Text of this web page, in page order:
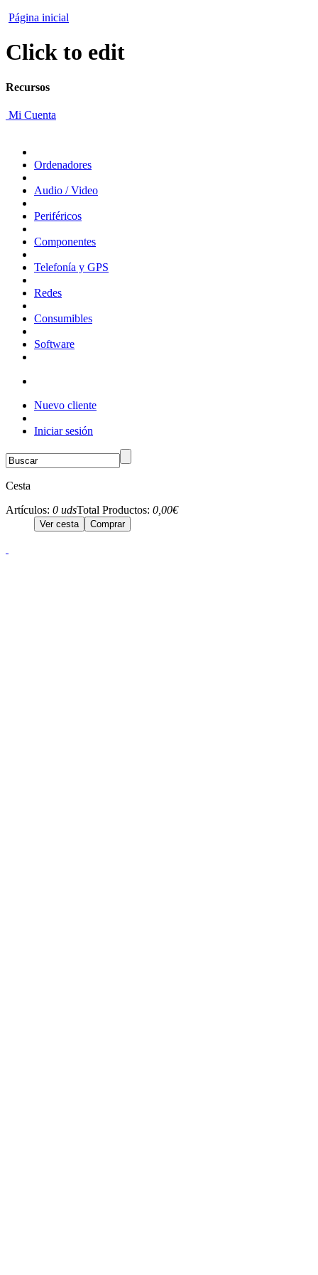
Página inicial
Click to edit
Recursos
Mi Cuenta
Ordenadores
Audio / Video
Periféricos
Componentes
Telefonía y GPS
Redes
Consumibles
Software
Nuevo cliente
Iniciar sesión
Cesta
Artículos: 0 udsTotal Productos: 0,00€